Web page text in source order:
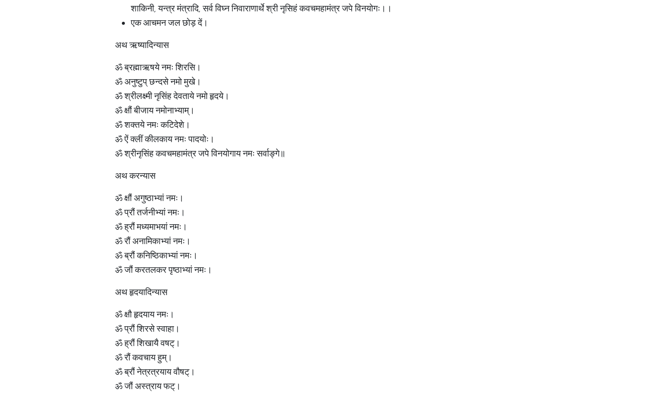
शाकिनी, यन्त्र मंत्रादि, सर्व विघ्न निवाराणार्थे श्री नृसिहं कवचमहामंत्र जपे विनयोगः।।
एक आचमन जल छोड़ दें।
अथ ऋष्यादिन्यास
ॐ ब्रह्माऋषये नमः शिरसि।
ॐ अनुष्टुप् छन्दसे नमो मुखे।
ॐ श्रीलक्ष्मी नृसिंह देवताये नमो हृदये।
ॐ क्षौं बीजाय नमोनाभ्याम्।
ॐ शक्तये नमः कटिदेशे।
ॐ ऐं क्लीं कीलकाय नमः पादयोः।
ॐ श्रीनृसिंह कवचमहामंत्र जपे विनयोगाय नमः सर्वाङ्गे॥
अथ करन्यास
ॐ क्षौं अगुष्ठाभ्यां नमः।
ॐ प्रौं तर्जनीभ्यां नमः।
ॐ ह्रौं मध्यमाभयां नमः।
ॐ रौं अनामिकाभ्यां नमः।
ॐ ब्रौं कनिष्ठिकाभ्यां नमः।
ॐ जौं करतलकर पृष्ठाभ्यां नमः।
अथ हृदयादिन्यास
ॐ क्षौ हृदयाय नमः।
ॐ प्रौं शिरसे स्वाहा।
ॐ ह्रौं शिखायै वषट्।
ॐ रौं कवचाय हुम्।
ॐ ब्रौं नेत्रत्रयाय वौषट्।
ॐ जौं अस्त्राय फट्।